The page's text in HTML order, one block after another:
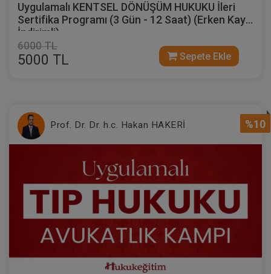
Uygulamalı KENTSEL DÖNÜŞÜM HUKUKU İleri
Sertifika Programı (3 Gün - 12 Saat) (Erken Kayıt
İndirimli)
6000 TL
5000 TL Sepete Ekle
%10
Prof. Dr. Dr. h.c. Hakan HAKERİ